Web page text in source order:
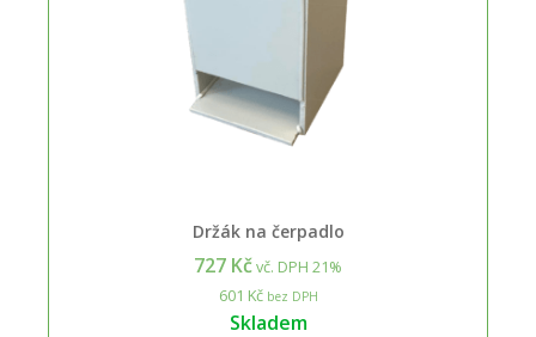
Držák na čerpadlo
727 Kčvč. DPH 21%
601 Kčbez DPH
Skladem